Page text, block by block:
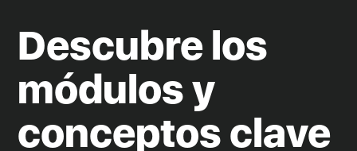
Descubre los
módulos y
conceptos clave